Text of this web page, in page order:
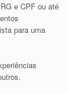
e CPF ou até
para uma